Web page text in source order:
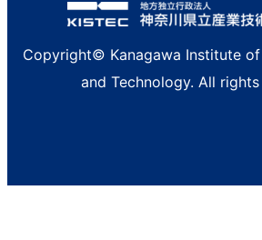
Copyright© Kanagawa Institute
and Technology. All